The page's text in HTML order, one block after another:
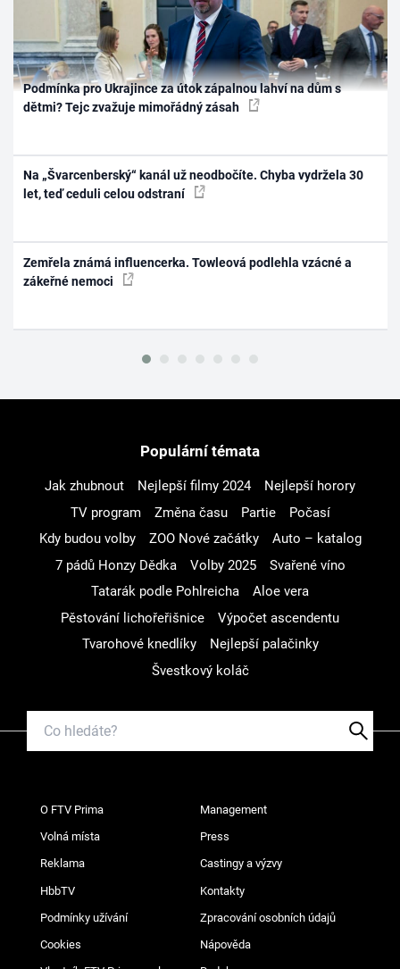
Podmínka pro Ukrajince za útok zápalnou lahví na dům s
dětmi? Tejc zvažuje mimořádný zásah
Na „Švarcenberský“ kanál už neodbočíte. Chyba vydržela 30
let, teď ceduli celou odstraní
Zemřela známá influencerka. Towleová podlehla vzácné a
zákeřné nemoci
Populární témata
Jak zhubnout Nejlepší filmy 2024
Nejlepší horory
TV program
Změna času Partie
Počasí
Kdy budou volby
ZOO Nové začátky
Auto – katalog
7 pádů Honzy Dědka
Volby 2025
Svařené víno
Tatarák podle Pohlreicha
Aloe vera
Pěstování lichořeřišnice
Výpočet ascendentu
Tvarohové knedlíky
Nejlepší palačinky
Švestkový koláč
O FTV Prima Management
Volná místa Press
Reklama Castingy a výzvy
HbbTV Kontakty
Podmínky užívání Zpracování osobních údajů
Cookies Nápověda